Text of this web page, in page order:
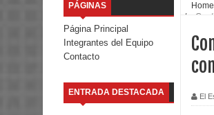
PÁGINAS
Página Principal
Integrantes del Equipo
Contacto
ENTRADA DESTACADA
Home
/
El